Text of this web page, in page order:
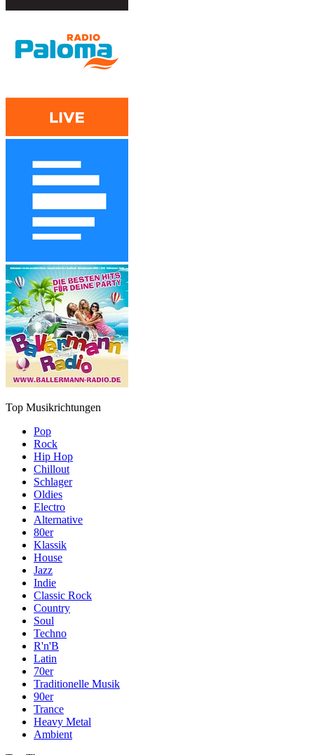
Top Musikrichtungen
Pop
Rock
Hip Hop
Chillout
Schlager
Oldies
Electro
Alternative
80er
Klassik
House
Jazz
Indie
Classic Rock
Country
Soul
Techno
R'n'B
Latin
70er
Traditionelle Musik
90er
Trance
Heavy Metal
Ambient